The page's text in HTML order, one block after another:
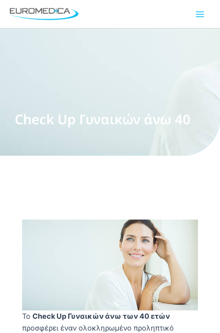
στο
περιεχόμενο
Main
Check Up Γυναικών άνω 40
Το Check Up Γυναικών άνω των 40 ετών
προσφέρει έναν ολοκληρωμένο προληπτικό